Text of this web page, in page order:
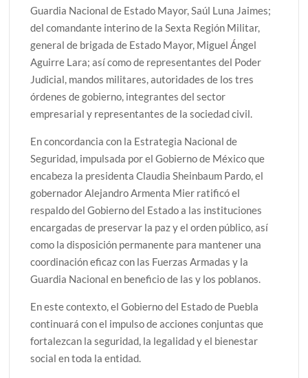
Guardia Nacional de Estado Mayor, Saúl Luna Jaimes;
del comandante interino de la Sexta Región Militar,
general de brigada de Estado Mayor, Miguel Ángel
Aguirre Lara; así como de representantes del Poder
Judicial, mandos militares, autoridades de los tres
órdenes de gobierno, integrantes del sector
empresarial y representantes de la sociedad civil.
En concordancia con la Estrategia Nacional de
Seguridad, impulsada por el Gobierno de México que
encabeza la presidenta Claudia Sheinbaum Pardo, el
gobernador Alejandro Armenta Mier ratificó el
respaldo del Gobierno del Estado a las instituciones
encargadas de preservar la paz y el orden público, así
como la disposición permanente para mantener una
coordinación eficaz con las Fuerzas Armadas y la
Guardia Nacional en beneficio de las y los poblanos.
En este contexto, el Gobierno del Estado de Puebla
continuará con el impulso de acciones conjuntas que
fortalezcan la seguridad, la legalidad y el bienestar
social en toda la entidad.